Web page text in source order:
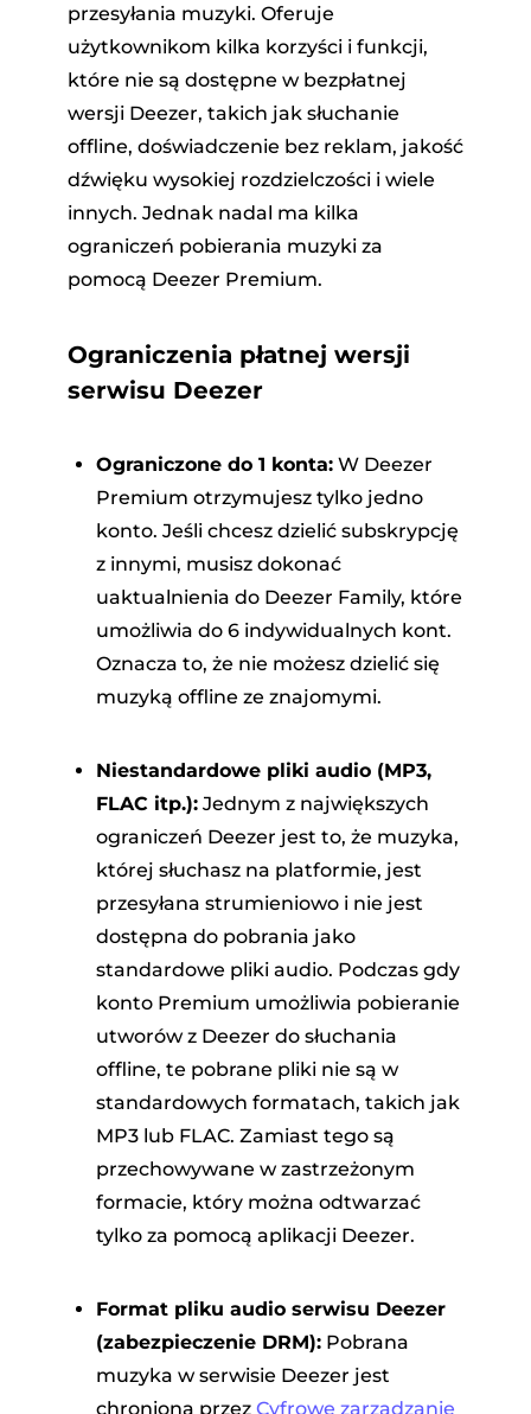
przesyłania muzyki. Oferuje
użytkownikom kilka korzyści i funkcji,
które nie są dostępne w bezpłatnej
wersji Deezer, takich jak słuchanie
offline, doświadczenie bez reklam, jakość
dźwięku wysokiej rozdzielczości i wiele
innych. Jednak nadal ma kilka
ograniczeń pobierania muzyki za
pomocą Deezer Premium.
Ograniczenia płatnej wersji
serwisu Deezer
Ograniczone do 1 konta:W Deezer
Premium otrzymujesz tylko jedno
konto. Jeśli chcesz dzielić subskrypcję
z innymi, musisz dokonać
uaktualnienia do Deezer Family, które
umożliwia do 6 indywidualnych kont.
Oznacza to, że nie możesz dzielić się
muzyką offline ze znajomymi.
Niestandardowe pliki audio (MP3,
FLAC itp.):Jednym z największych
ograniczeń Deezer jest to, że muzyka,
której słuchasz na platformie, jest
przesyłana strumieniowo i nie jest
dostępna do pobrania jako
standardowe pliki audio. Podczas gdy
konto Premium umożliwia pobieranie
utworów z Deezer do słuchania
offline, te pobrane pliki nie są w
standardowych formatach, takich jak
MP3 lub FLAC. Zamiast tego są
przechowywane w zastrzeżonym
formacie, który można odtwarzać
tylko za pomocą aplikacji Deezer.
Format pliku audio serwisu Deezer
(zabezpieczenie DRM):Pobrana
muzyka w serwisie Deezer jest
chroniona przez Cyfrowe zarządzanie